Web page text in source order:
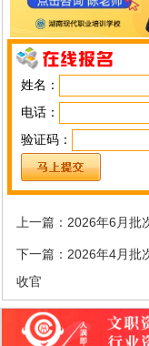
姓名：
电话：
验证码：
上一篇： 2026年6月批
下一篇： 2026年4月批
收官